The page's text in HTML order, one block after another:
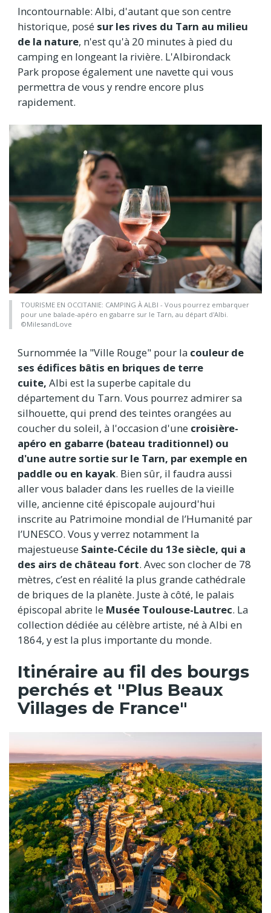
Incontournable: Albi, d'autant que son centre
historique, posé sur les rives du Tarn au milieu
de la nature, n'est qu'à 20 minutes à pied du
camping en longeant la rivière. L'Albirondack
Park propose également une navette qui vous
permettra de vous y rendre encore plus
rapidement.
TOURISME EN OCCITANIE: CAMPING À ALBI - Vous pourrez embarquer
pour une balade-apéro en gabarre sur le Tarn, au départ d'Albi.
©MilesandLove
Surnommée la "Ville Rouge" pour la couleur de
ses édifices bâtis en briques de terre
cuite, Albi est la superbe capitale du
département du Tarn. Vous pourrez admirer sa
silhouette, qui prend des teintes orangées au
coucher du soleil, à l'occasion d'une croisière-
apéro en gabarre (bateau traditionnel) ou
d'une autre sortie sur le Tarn, par exemple en
paddle ou en kayak. Bien sûr, il faudra aussi
aller vous balader dans les ruelles de la vieille
ville, ancienne cité épiscopale aujourd'hui
inscrite au Patrimoine mondial de l’Humanité par
l’UNESCO. Vous y verrez notamment la
majestueuse Sainte-Cécile du 13e siècle, qui a
des airs de château fort. Avec son clocher de 78
mètres, c’est en réalité la plus grande cathédrale
de briques de la planète. Juste à côté, le palais
épiscopal abrite le Musée Toulouse-Lautrec. La
collection dédiée au célèbre artiste, né à Albi en
1864, y est la plus importante du monde.
Itinéraire au fil des bourgs
perchés et "Plus Beaux
Villages de France"